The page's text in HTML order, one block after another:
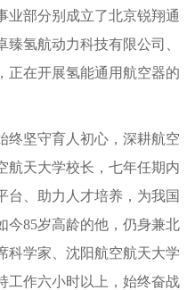
业部分别成立了北京锐翔通
氢航动力科技有限公司、
正在开展氢能通用航空器的
终坚守育人初心，深耕航空
航天大学校长，七年任期内
台、助力人才培养，为我国
今85岁高龄的他，仍身兼北
科学家、沈阳航空航天大学
工作六小时以上，始终奋战